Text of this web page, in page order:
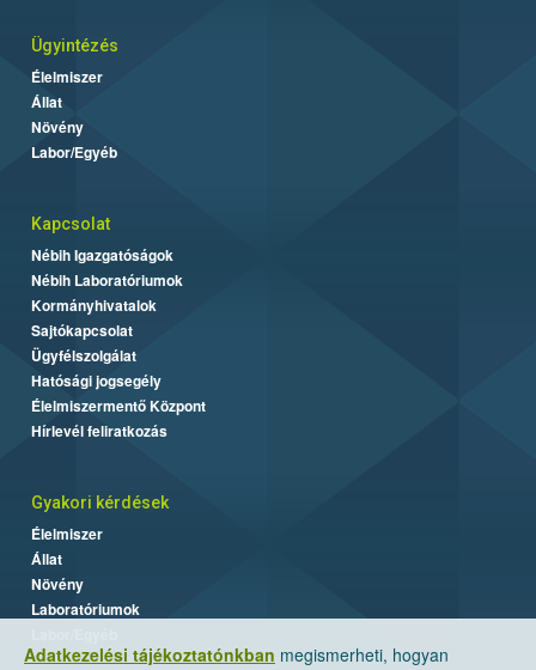
Adatkezelési tájékoztatónkban megismerheti, hogyan
Ügyintézés
Élelmiszer
Állat
Növény
Labor/Egyéb
Kapcsolat
Nébih Igazgatóságok
Nébih Laboratóriumok
Kormányhivatalok
Sajtókapcsolat
Ügyfélszolgálat
Hatósági jogsegély
Élelmiszermentő Központ
Hírlevél feliratkozás
Gyakori kérdések
Élelmiszer
Állat
Növény
Laboratóriumok